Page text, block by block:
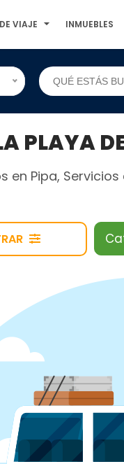
VIAJE INMUEBLES
PLAYA
en Pipa,